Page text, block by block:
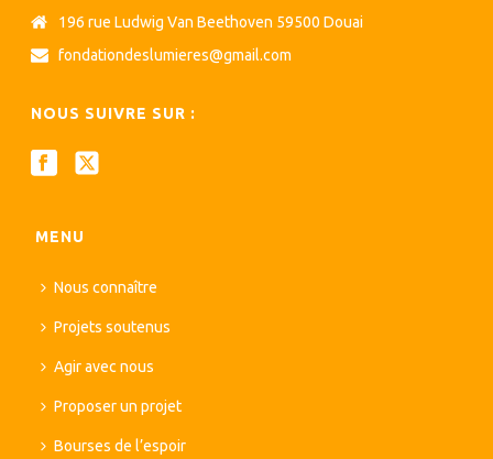
196 rue Ludwig Van Beethoven 59500 Douai
fondationdeslumieres@gmail.com
NOUS SUIVRE SUR :
MENU
Nous connaître
Projets soutenus
Agir avec nous
Proposer un projet
Bourses de l’espoir